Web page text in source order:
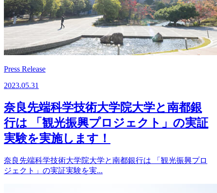
Press Release
2023.05.31
奈良先端科学技術大学院大学と南都銀
行は 「観光振興プロジェクト」の実証
実験を実施します！
奈良先端科学技術大学院大学と南都銀行は 「観光振興プロ
ジェクト」の実証実験を実...